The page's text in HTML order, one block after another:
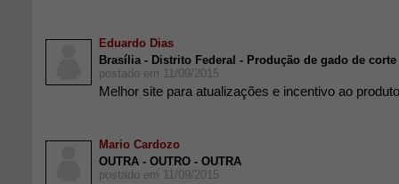
Eduardo Dias
Brasília - Distrito Federal - Produção de gado de corte
postado em 11/09/2015
Melhor site para atualizações e incentivo ao
Mario Cardozo
OUTRA - OUTRO - OUTRA
postado em 11/09/2015